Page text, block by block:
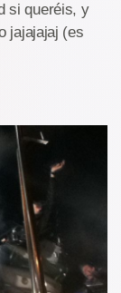
si queréis, y
jajajajaj (es